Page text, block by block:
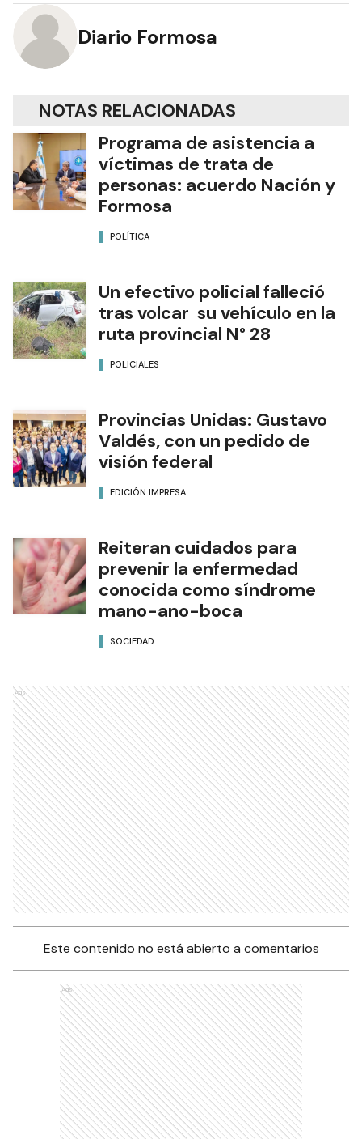
Diario Formosa
NOTAS RELACIONADAS
Programa de asistencia a
víctimas de trata de
personas: acuerdo Nación y
Formosa
POLÍTICA
Un efectivo policial falleció
tras volcar su vehículo en la
ruta provincial N° 28
POLICIALES
Provincias Unidas: Gustavo
Valdés, con un pedido de
visión federal
EDICIÓN IMPRESA
Reiteran cuidados para
prevenir la enfermedad
conocida como síndrome
mano-ano-boca
SOCIEDAD
Ads
Este contenido no está abierto a comentarios
Ads